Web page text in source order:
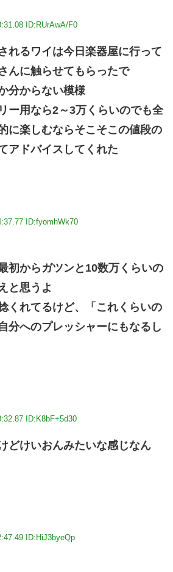
ID:RUrAwA/F0
れるワイは今日楽器屋に行って
んに触らせてもらったで
分からない模様
ー用なら2～3万くらいのでも全
に楽しむならそこそこの値段の
アドバイスしてくれた
ID:fyomhWk70
初からガツンと10数万くらいの
と思うよ
くれてるけど、「これくらいの
分へのプレッシャーにもなるし
ID:K8bF+5d30
どけいおんみたいな感じなん
ID:HiJ3byeQp